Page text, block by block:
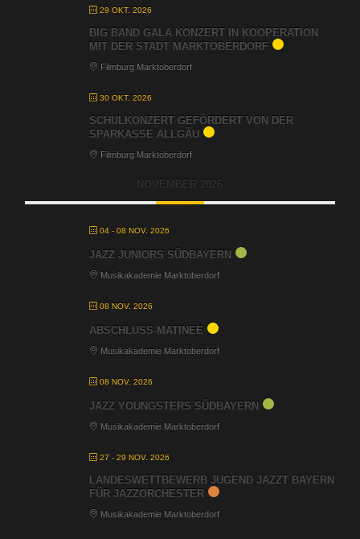
29 OKT. 2026
BIG BAND GALA KONZERT IN KOOPERATION
MIT DER STADT MARKTOBERDORF
Filmburg Marktoberdorf
30 OKT. 2026
SCHULKONZERT GEFÖRDERT VON DER
SPARKASSE ALLGÄU
Filmburg Marktoberdorf
NOVEMBER 2026
04 - 08 NOV. 2026
JAZZ JUNIORS SÜDBAYERN
Musikakademie Marktoberdorf
08 NOV. 2026
ABSCHLUSS-MATINEE
Musikakademie Marktoberdorf
08 NOV. 2026
JAZZ YOUNGSTERS SÜDBAYERN
Musikakademie Marktoberdorf
27 - 29 NOV. 2026
LANDESWETTBEWERB JUGEND JAZZT BAYERN
FÜR JAZZORCHESTER
Musikakademie Marktoberdorf